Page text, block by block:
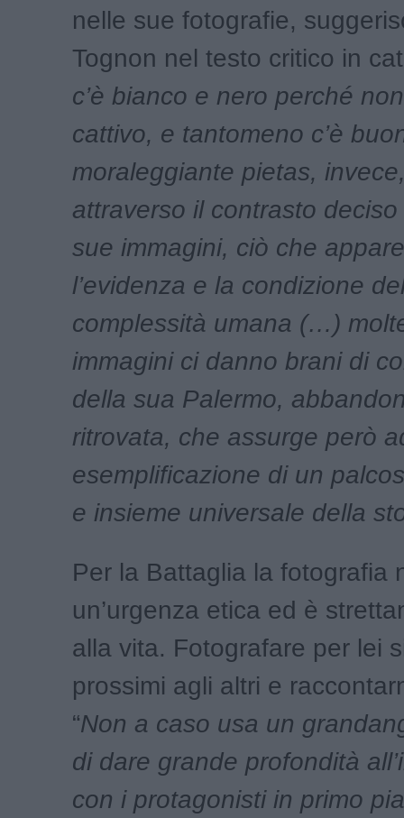
nelle sue fotografie,
Tognon nel testo critico in
c’è bianco e nero perché
cattivo, e tantomeno c’è
moraleggiante pietas,
attraverso il contrasto
sue immagini, ciò che
l’evidenza e la condizione
complessità umana (…)
immagini ci danno brani di
della sua Palermo,
ritrovata, che assurge però
esemplificazione di un
e insieme universale della
Per la Battaglia la fotografia
un’urgenza etica ed è
alla vita. Fotografare per lei
prossimi agli altri e
“Non a caso usa un
di dare grande profondità
con i protagonisti in primo